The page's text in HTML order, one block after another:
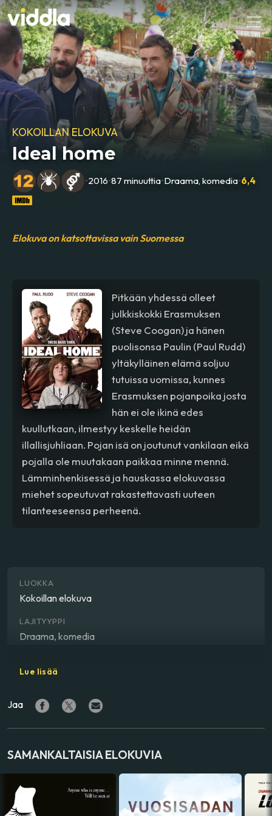
KOKOILLAN ELOKUVA
Ideal home
•2016•87 minuuttia•Draama, komedia•6,4
Elokuva on katsottavissa vain Suomessa
Pitkään yhdessä olleet
julkkiskokki Erasmuksen
(Steve Coogan) ja hänen
puolisonsa Paulin (Paul Rudd)
yltäkylläinen elämä soljuu
tutuissa uomissa, kunnes
Erasmuksen pojanpoika josta
hän ei ole ikinä edes
kuullutkaan, ilmestyy keskelle heidän
illallisjuhliaan. Pojan isä on joutunut vankilaan eikä
pojalla ole muutakaan paikkaa minne mennä.
Lämminhenkisessä ja hauskassa elokuvassa
miehet sopeutuvat rakastettavasti uuteen
tilanteeseensa perheenä.
LUOKKA
Kokoillan elokuva
LAJITYYPPI
Draama, komedia
Andrew Fleming
NÄYTTELIJÄ
Yhdysvallat
ÄÄNIRAIDAT
englanti
Lue lisää
Jaa
SAMANKALTAISIA ELOKUVIA